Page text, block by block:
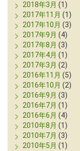
2018年3月 (1)
2017年11月 (1)
2017年10月 (3)
2017年9月 (4)
2017年8月 (3)
2017年4月 (1)
2017年3月 (2)
2016年11月 (5)
2016年10月 (2)
2016年9月 (3)
2016年7月 (1)
2016年6月 (4)
2010年8月 (1)
2010年7月 (3)
2010年5月 (1)